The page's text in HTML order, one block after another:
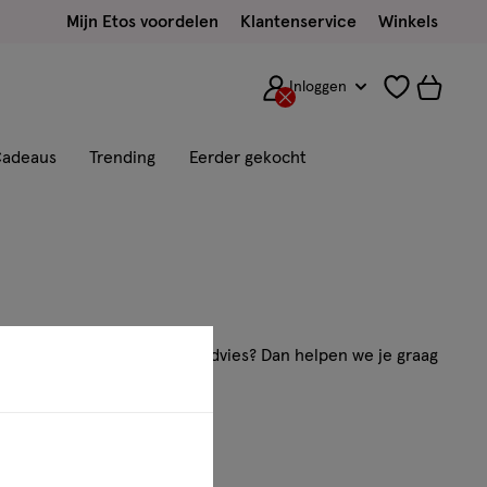
Mijn Etos voordelen Klantenservice Winkels
Inloggen
Trending Eerder gekocht
of wil je persoonlijk advies? Dan helpen we je graag